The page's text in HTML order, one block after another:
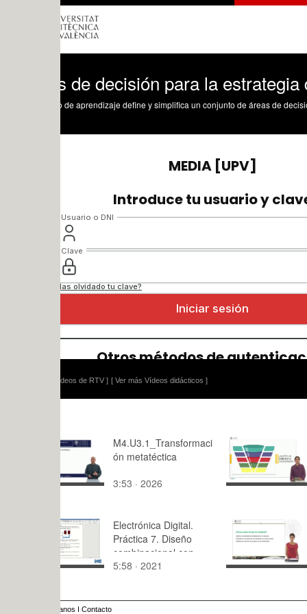
de decisión para la estrategia de
[ Ver más Vídeos didácticos ]
M4.U3.1_Transformaci
ón metatéctica
3:53 · 2026
El
Conversión
7:44 · 2020
Electrónica Digital.
Práctica 7. Diseño
combinacional con
PLD.
5:58 · 2021
6:41 · 2011